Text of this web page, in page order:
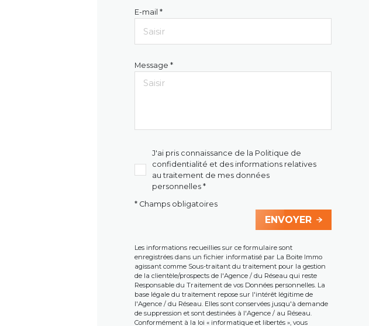
E-mail *
Message *
J'ai pris connaissance de la Politique de
confidentialité et des informations relatives
au traitement de mes données
personnelles *
* Champs obligatoires
ENVOYER
Les informations recueillies sur ce formulaire sont
enregistrées dans un fichier informatisé par La Boite Immo
agissant comme Sous-traitant du traitement pour la gestion
de la clientèle/prospects de l'Agence / du Réseau qui reste
Responsable du Traitement de vos Données personnelles. La
base légale du traitement repose sur l'intérêt légitime de
l'Agence / du Réseau. Elles sont conservées jusqu'à demande
de suppression et sont destinées à l'Agence / au Réseau.
Conformément à la loi « informatique et libertés », vous